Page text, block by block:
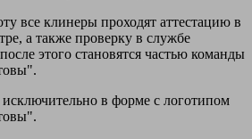
все клинеры проходят аттестацию в
а также проверку в службе
этого становятся частью команды
в форме с логотипом